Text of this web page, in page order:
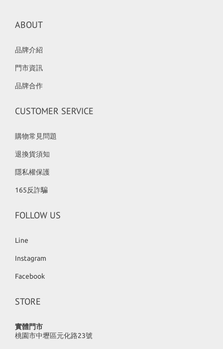
ABOUT
品牌介紹
門市資訊
品牌合作
CUSTOMER SERVICE
購物常見問題
退換貨須知
隱私權保護
165反詐騙
FOLLOW US
Line
Instagram
Facebook
STORE
實體門市
桃園市中壢區元化路23號